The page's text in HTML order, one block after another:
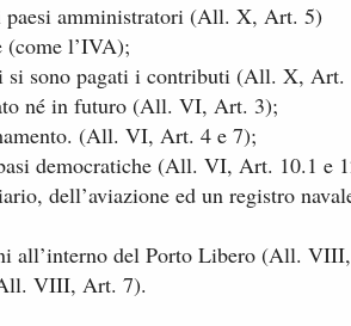
paesi amministratori (All. X, Art. 5)​
(come l’IVA);
si sono pagati i contributi (All. X, Art.
né in futuro (All. VI, Art. 3);
(All. VI, Art. 4 e 7)​;
democratiche (All. VI, Art. 10.1 e
dell’aviazione ed un registro
all’interno del Porto Libero (All.
VIII, Art. 7).